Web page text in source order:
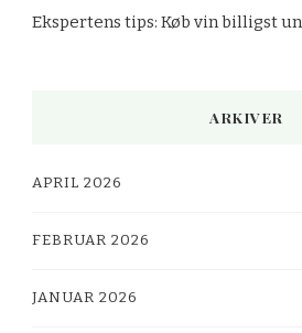
Ekspertens tips: Køb vin billigst
ARKIVER
APRIL 2026
FEBRUAR 2026
JANUAR 2026